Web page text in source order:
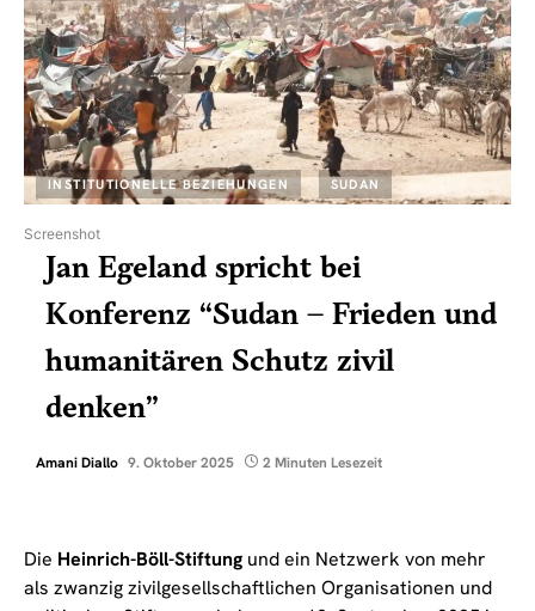
Screenshot
INSTITUTIONELLE BEZIEHUNGEN SUDAN
Jan Egeland spricht bei
Konferenz “Sudan – Frieden und
humanitären Schutz zivil
denken”
Amani Diallo 9. Oktober 2025 2 Minuten Lesezeit
Die Heinrich-Böll-Stiftung und ein Netzwerk von mehr
als zwanzig zivilgesellschaftlichen Organisationen und